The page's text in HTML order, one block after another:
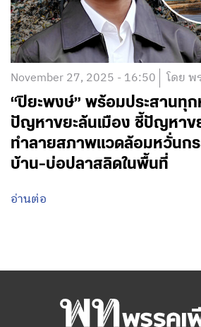
November 27, 2025 - 16:50 โดย พ
“ปิยะพงษ์” พร้อมประสานทุ
ปัญหาขยะล้นเมือง ชี้ปัญหาข
ทำลายสภาพแวดล้อมหวั่นก
บ้าน-บ่อปลาสลิดในพื้นที่
อ่านต่อ